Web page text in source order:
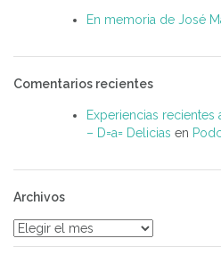
En memoria de José
Comentarios recientes
Experiencias recientes
– D=a= Delicias en
Archivos
Archivos